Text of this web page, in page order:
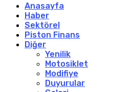
Anasayfa
Haber
Sektörel
Piston Finans
Diğer
Yenilik
Motosiklet
Modifiye
Duyurular